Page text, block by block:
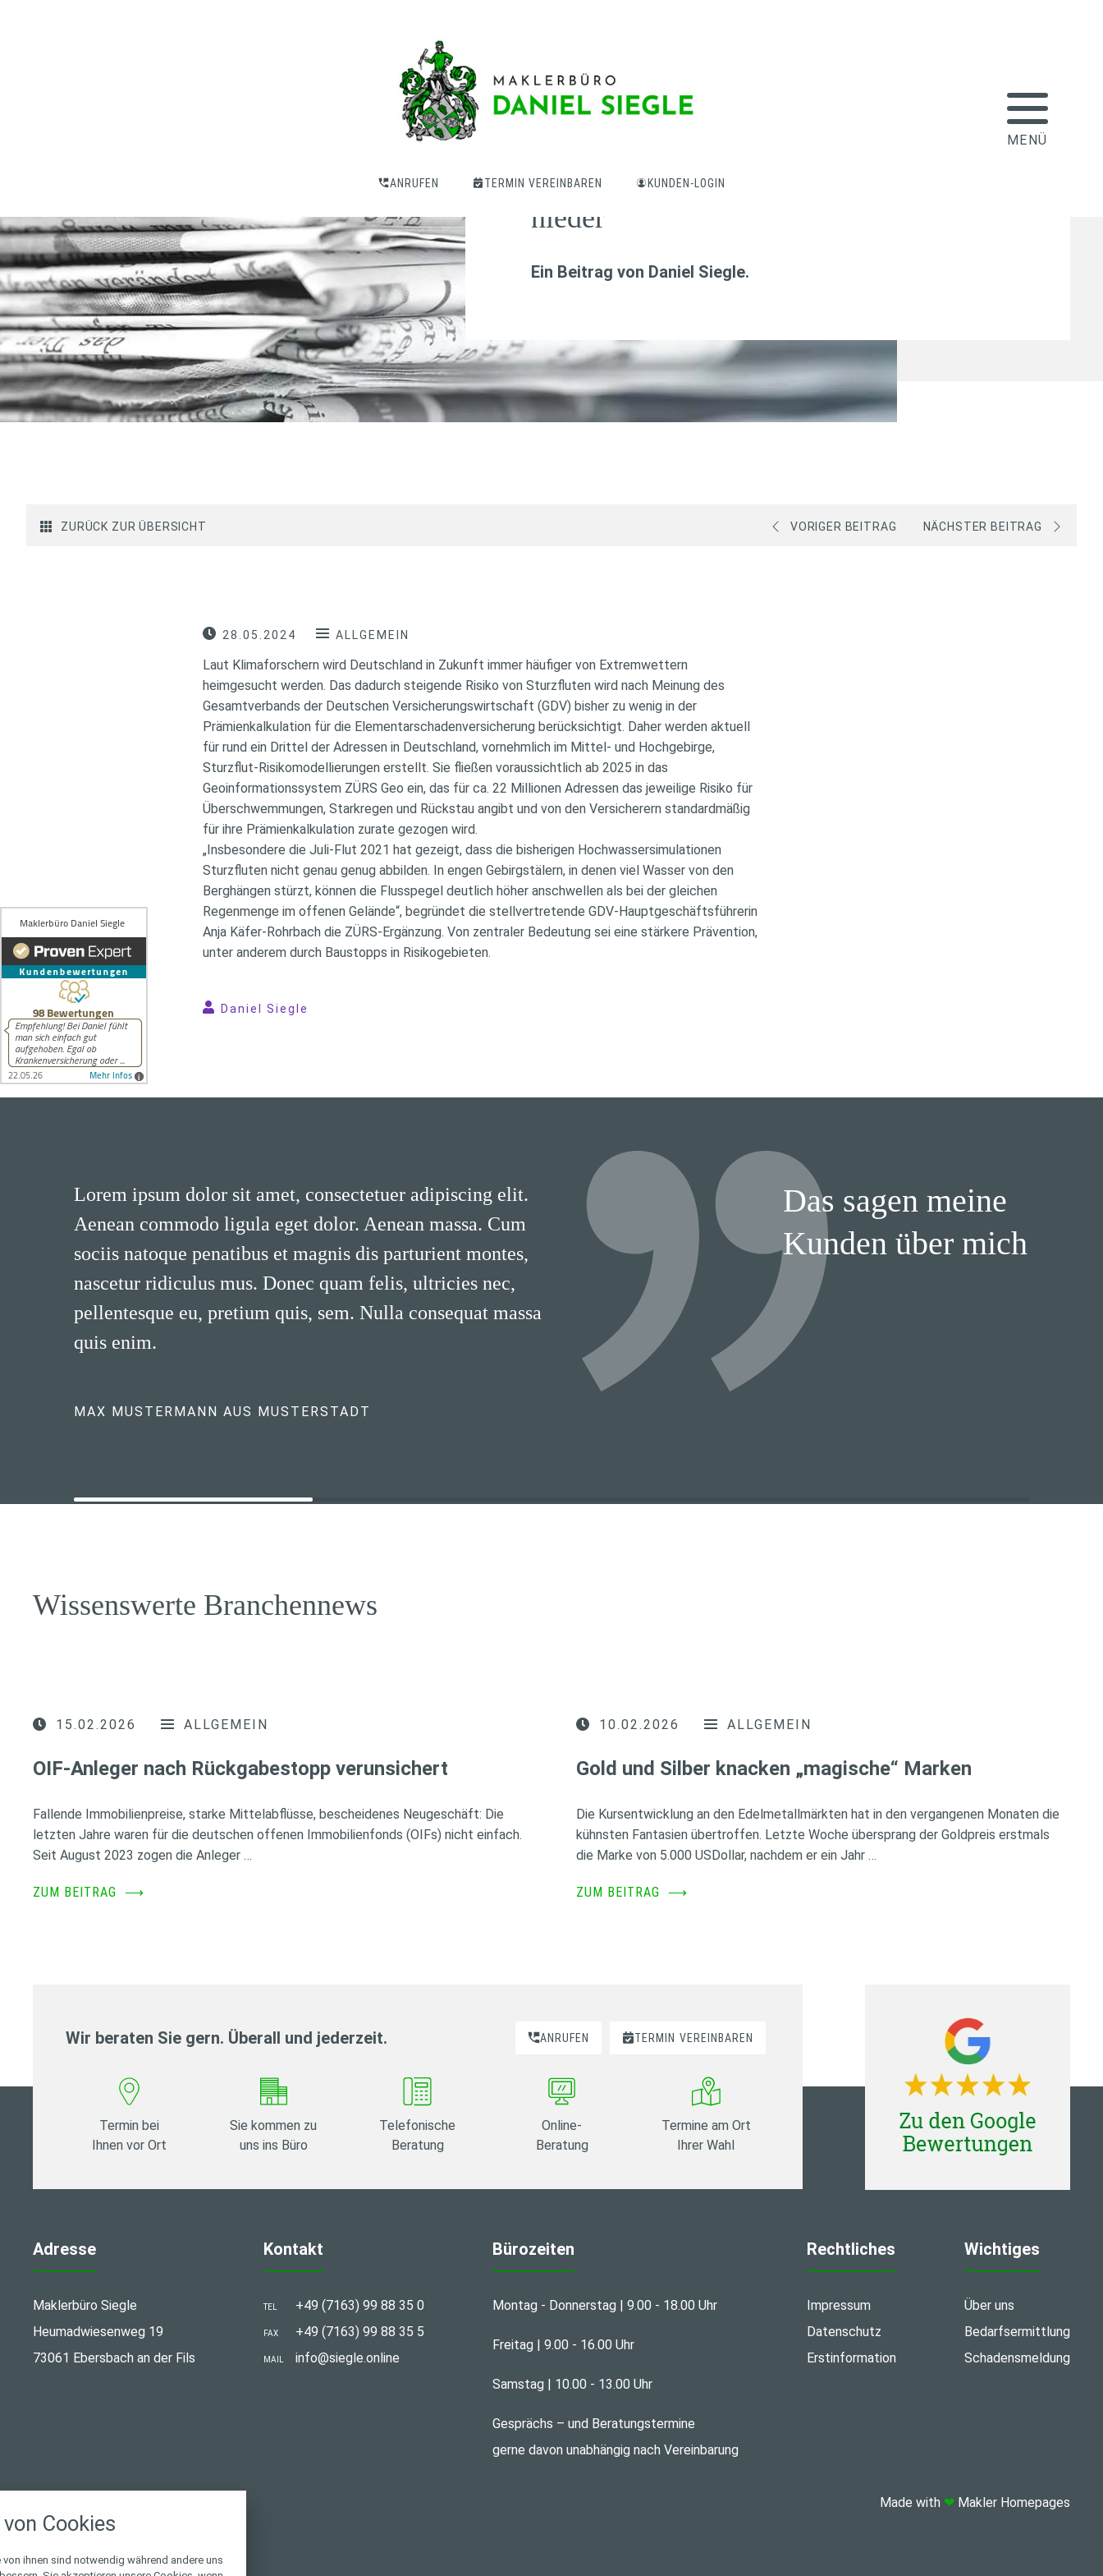
ANRUFEN TERMIN VEREINBAREN KUNDEN-LOGIN
stärker in Versicherungsprämien
nieder
Ein Beitrag von Daniel Siegle.
ZURÜCK ZUR ÜBERSICHT VORIGER BEITRAG NÄCHSTER BEITRAG
28.05.2024 ALLGEMEIN
Laut Klimaforschern wird Deutschland in Zukunft immer häufiger von Extremwettern
heimgesucht werden. Das dadurch steigende Risiko von Sturzfluten wird nach Meinung des
Gesamtverbands der Deutschen Versicherungswirtschaft (GDV) bisher zu wenig in der
Prämienkalkulation für die Elementarschadenversicherung berücksichtigt. Daher werden aktuell
für rund ein Drittel der Adressen in Deutschland, vornehmlich im Mittel- und Hochgebirge,
Sturzflut-Risikomodellierungen erstellt. Sie fließen voraussichtlich ab 2025 in das
Geoinformationssystem ZÜRS Geo ein, das für ca. 22 Millionen Adressen das jeweilige Risiko für
Überschwemmungen, Starkregen und Rückstau angibt und von den Versicherern standardmäßig
für ihre Prämienkalkulation zurate gezogen wird.
„Insbesondere die Juli-Flut 2021 hat gezeigt, dass die bisherigen Hochwassersimulationen
Sturzfluten nicht genau genug abbilden. In engen Gebirgstälern, in denen viel Wasser von den
Berghängen stürzt, können die Flusspegel deutlich höher anschwellen als bei der gleichen
Regenmenge im offenen Gelände“, begründet die stellvertretende GDV-Hauptgeschäftsführerin
Anja Käfer-Rohrbach die ZÜRS-Ergänzung. Von zentraler Bedeutung sei eine stärkere Prävention,
unter anderem durch Baustopps in Risikogebieten.
Daniel Siegle
Das sagen meine
Kunden über mich
Lorem ipsum dolor sit amet, consectetuer adipiscing elit.
Aenean commodo ligula eget dolor. Aenean massa. Cum
sociis natoque penatibus et magnis dis parturient montes,
nascetur ridiculus mus. Donec quam felis, ultricies nec,
pellentesque eu, pretium quis, sem. Nulla consequat massa
quis enim.
MAX MUSTERMANN AUS MUSTERSTADT
Wissenswerte Branchennews
15.02.2026 ALLGEMEIN
OIF-Anleger nach Rückgabestopp verunsichert
Fallende Immobilienpreise, starke Mittelabflüsse, bescheidenes Neugeschäft: Die
letzten Jahre waren für die deutschen offenen Immobilienfonds (OIFs) nicht einfach.
Seit August 2023 zogen die Anleger …
ZUM BEITRAG ⟶
10.02.2026 ALLGEMEIN
Gold und Silber knacken „magische“ Marken
Die Kursentwicklung an den Edelmetallmärkten hat in den vergangenen Monaten die
kühnsten Fantasien übertroffen. Letzte Woche übersprang der Goldpreis erstmals
die Marke von 5.000 USDollar, nachdem er ein Jahr …
ZUM BEITRAG ⟶
Wir beraten Sie gern. Überall und jederzeit. ANRUFEN TERMIN VEREINBAREN
Termin bei
Ihnen vor Ort
Sie kommen zu
uns ins Büro
Telefonische
Beratung
Online-
Beratung
Termine am Ort
Ihrer Wahl
Adresse
Maklerbüro Siegle
Heumadwiesenweg 19
73061 Ebersbach an der Fils
Kontakt
TEL +49 (7163) 99 88 35 0
FAX +49 (7163) 99 88 35 5
MAIL info@siegle.online
Bürozeiten
Montag - Donnerstag | 9.00 - 18.00 Uhr
Freitag | 9.00 - 16.00 Uhr
Samstag | 10.00 - 13.00 Uhr
Gesprächs – und Beratungstermine
gerne davon unabhängig nach Vereinbarung
Rechtliches
Impressum
Datenschutz
Erstinformation
Wichtiges
Über uns
Bedarfsermittlung
Schadensmeldung
Made with ❤Makler Homepages
Cookies
ihnen sind notwendig während andere uns
akzeptieren oder zu blockieren.
Notwendig